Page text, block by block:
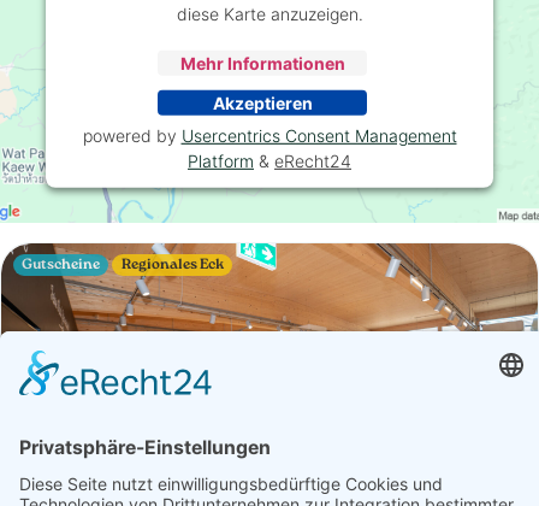
Gutscheine Regionales Eck
diese Karte anzuzeigen.
Mehr Informationen
Akzeptieren
powered by Usercentrics Consent Management
Platform & eRecht24